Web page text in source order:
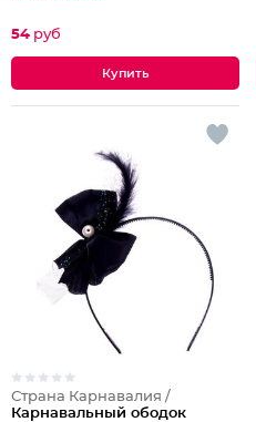
54 руб
Страна Карнавалия /
Карнавальный ободок